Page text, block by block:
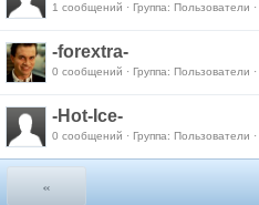
1 сообщений · Группа: Пользователи ·
-forextra-
0 сообщений · Группа: Пользователи ·
-Hot-Ice-
0 сообщений · Группа: Пользователи ·
«